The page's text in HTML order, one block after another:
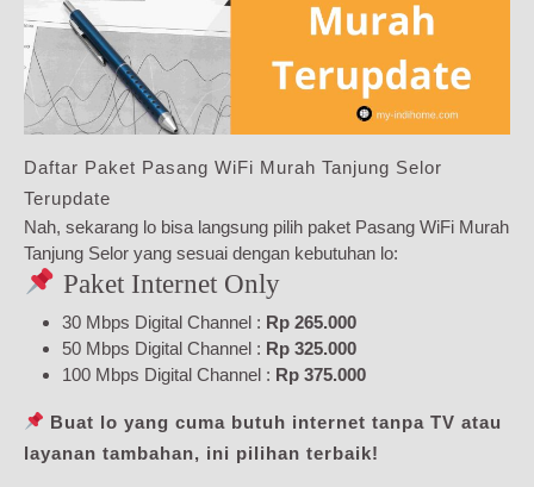
Daftar Paket Pasang WiFi Murah Tanjung Selor
Terupdate
Nah, sekarang lo bisa langsung pilih paket Pasang WiFi Murah
Tanjung Selor yang sesuai dengan kebutuhan lo:
Paket Internet Only
30 Mbps Digital Channel : Rp 265.000
50 Mbps Digital Channel : Rp 325.000
100 Mbps Digital Channel : Rp 375.000
Buat lo yang cuma butuh internet tanpa TV atau
layanan tambahan, ini pilihan terbaik!